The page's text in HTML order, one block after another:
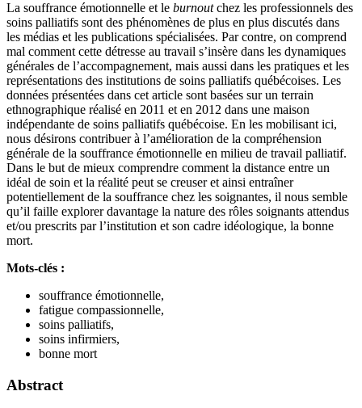
La souffrance émotionnelle et le burnoutchez les professionnels des
soins palliatifs sont des phénomènes de plus en plus discutés dans
les médias et les publications spécialisées. Par contre, on comprend
mal comment cette détresse au travail s’insère dans les dynamiques
générales de l’accompagnement, mais aussi dans les pratiques et les
représentations des institutions de soins palliatifs québécoises. Les
données présentées dans cet article sont basées sur un terrain
ethnographique réalisé en 2011 et en 2012 dans une maison
indépendante de soins palliatifs québécoise. En les mobilisant ici,
nous désirons contribuer à l’amélioration de la compréhension
générale de la souffrance émotionnelle en milieu de travail palliatif.
Dans le but de mieux comprendre comment la distance entre un
idéal de soin et la réalité peut se creuser et ainsi entraîner
potentiellement de la souffrance chez les soignantes, il nous semble
qu’il faille explorer davantage la nature des rôles soignants attendus
et/ou prescrits par l’institution et son cadre idéologique, la bonne
mort.
Mots-clés :
souffrance émotionnelle,
fatigue compassionnelle,
soins palliatifs,
soins infirmiers,
bonne mort
Abstract